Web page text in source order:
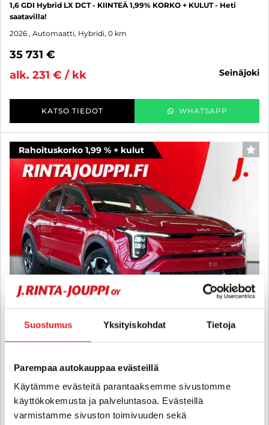
Suostumus Yksityiskohdat Tietoja
Parempaa autokauppaa evästeillä
Käytämme evästeitä parantaaksemme sivustomme
käyttökokemusta ja palveluntasoa. Evästeillä
varmistamme sivuston toimivuuden sekä
1,6 GDI Hybrid LX DCT - KIINTEÄ 1,99% KORKO + KULUT - Heti
saatavilla!
2026 , Automaatti, Hybridi, 0 km
35 731 €
alk. 231 € / kk
seinäjoki
KATSO TIEDOT WHATSAPP
Rahoituskorko 1,99 % + kulut
1,0 T-GDI 100hv EX DCT - KIINTEÄ 1,99% KORKO + KULUT - Heti
2026
, Automaatti, Bensiini, 0 km
28 421 €